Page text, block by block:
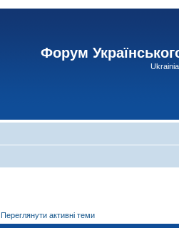
Форум
Переглянути активні теми